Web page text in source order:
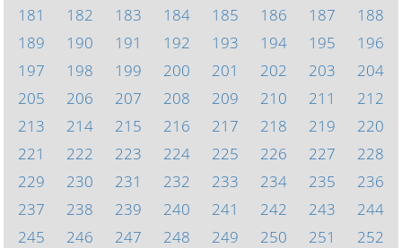
181
182 183 184 185 186 187
188
189
190 191 192 193 194 195
196
197
198 199 200 201 202 203
204
205
206 207 208 209 210 211
212
213
214 215 216 217 218 219
220
221
222 223 224 225 226 227
228
229
230 231 232 233 234 235
236
237
238 239 240 241 242 243
244
245
246 247 248 249 250 251
252